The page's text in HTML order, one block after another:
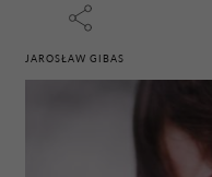
JAROSŁAW GIBAS